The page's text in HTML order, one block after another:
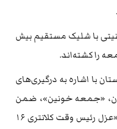
با شلیک مستقیم بیش
با اشاره به درگیری‌های
«جمعه خونین»، ضمن
پذیرش «قصور برخی از ماموران» از «عزل رئیس وقت کلانتری ۱۶